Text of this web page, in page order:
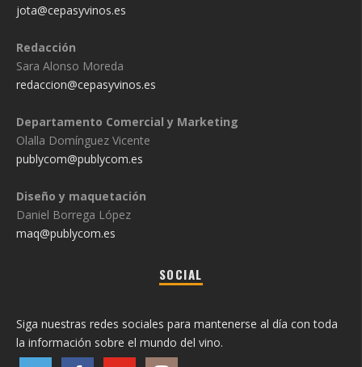
jota@cepasyvinos.es
Redacción
Sara Alonso Moreda
redaccion@cepasyvinos.es
Departamento Comercial y Marketing
Olalla Domínguez Vicente
publycom@publycom.es
Diseño y maquetación
Daniel Borrega López
maq@publycom.es
SOCIAL
Siga nuestras redes sociales para mantenerse al día con toda
la información sobre el mundo del vino.